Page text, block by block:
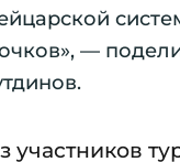
—
участников